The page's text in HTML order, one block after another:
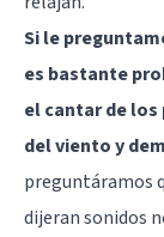
Si le
es bastante
el cantar de
del viento y
preguntáramos
dijeran sonidos